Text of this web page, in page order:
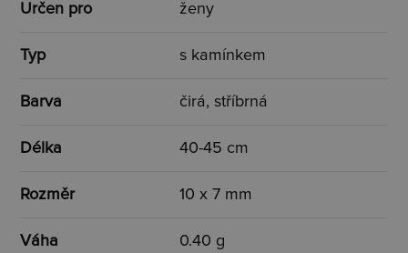
Určen pro ženy
Typ s kamínkem
Barva čirá, stříbrná
Délka 40-45 cm
Rozměr 10 x 7 mm
Váha 0.40 g